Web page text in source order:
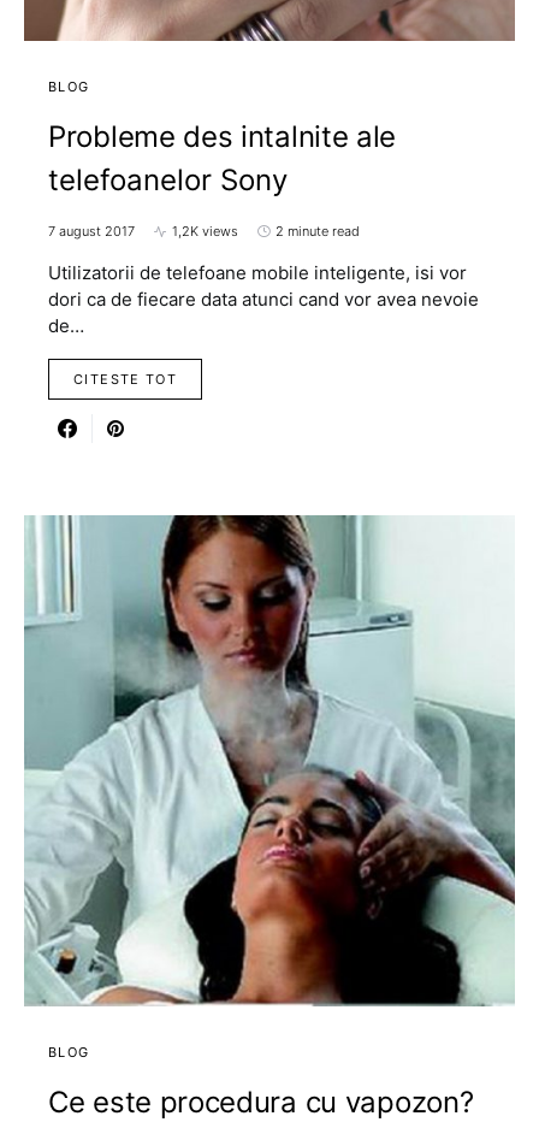
BLOG
Probleme des intalnite ale
telefoanelor Sony
7 august 2017 1,2K views 2 minute read
Utilizatorii de telefoane mobile inteligente, isi vor
dori ca de fiecare data atunci cand vor avea nevoie
de…
CITESTE TOT
BLOG
Ce este procedura cu vapozon?